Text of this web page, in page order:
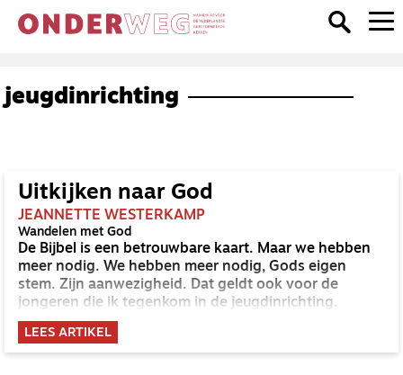
jeugdinrichting
Uitkijken naar God
JEANNETTE WESTERKAMP
Wandelen met God
De Bijbel is een betrouwbare kaart. Maar we hebben
meer nodig. We hebben meer nodig, Gods eigen
stem. Zijn aanwezigheid. Dat geldt ook voor de
jongeren die ik tegenkom in de jeugdinrichting.
LEES ARTIKEL